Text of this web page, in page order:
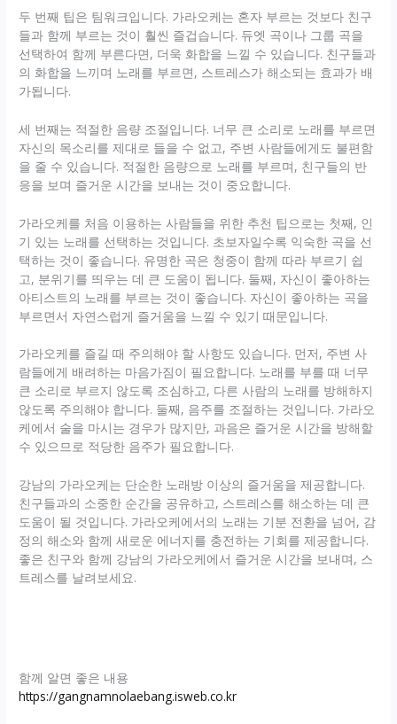
두 번째 팁은 팀워크입니다. 가라오케는 혼자 부르는 것보다 친구
들과 함께 부르는 것이 훨씬 즐겁습니다. 듀엣 곡이나 그룹 곡을
선택하여 함께 부른다면, 더욱 화합을 느낄 수 있습니다. 친구들과
의 화합을 느끼며 노래를 부르면, 스트레스가 해소되는 효과가 배
가됩니다.
세 번째는 적절한 음량 조절입니다. 너무 큰 소리로 노래를 부르면
자신의 목소리를 제대로 들을 수 없고, 주변 사람들에게도 불편함
을 줄 수 있습니다. 적절한 음량으로 노래를 부르며, 친구들의 반
응을 보며 즐거운 시간을 보내는 것이 중요합니다.
가라오케를 처음 이용하는 사람들을 위한 추천 팁으로는 첫째, 인
기 있는 노래를 선택하는 것입니다. 초보자일수록 익숙한 곡을 선
택하는 것이 좋습니다. 유명한 곡은 청중이 함께 따라 부르기 쉽
고, 분위기를 띄우는 데 큰 도움이 됩니다. 둘째, 자신이 좋아하는
아티스트의 노래를 부르는 것이 좋습니다. 자신이 좋아하는 곡을
부르면서 자연스럽게 즐거움을 느낄 수 있기 때문입니다.
가라오케를 즐길 때 주의해야 할 사항도 있습니다. 먼저, 주변 사
람들에게 배려하는 마음가짐이 필요합니다. 노래를 부를 때 너무
큰 소리로 부르지 않도록 조심하고, 다른 사람의 노래를 방해하지
않도록 주의해야 합니다. 둘째, 음주를 조절하는 것입니다. 가라오
케에서 술을 마시는 경우가 많지만, 과음은 즐거운 시간을 방해할
수 있으므로 적당한 음주가 필요합니다.
강남의 가라오케는 단순한 노래방 이상의 즐거움을 제공합니다.
친구들과의 소중한 순간을 공유하고, 스트레스를 해소하는 데 큰
도움이 될 것입니다. 가라오케에서의 노래는 기분 전환을 넘어, 감
정의 해소와 함께 새로운 에너지를 충전하는 기회를 제공합니다.
좋은 친구와 함께 강남의 가라오케에서 즐거운 시간을 보내며, 스
트레스를 날려보세요.
함께 알면 좋은 내용
https://gangnamnolaebang.isweb.co.kr